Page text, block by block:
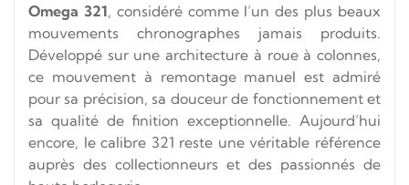
Omega 321, considéré comme l’un des plus beaux
mouvements chronographes jamais produits.
Développé sur une architecture à roue à colonnes,
ce mouvement à remontage manuel est admiré
pour sa précision, sa douceur de fonctionnement et
sa qualité de finition exceptionnelle. Aujourd’hui
encore, le calibre 321 reste une véritable référence
auprès des collectionneurs et des passionnés de